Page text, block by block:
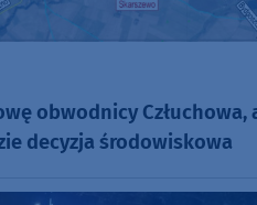
obwodnicy
decyzja środowiskowa